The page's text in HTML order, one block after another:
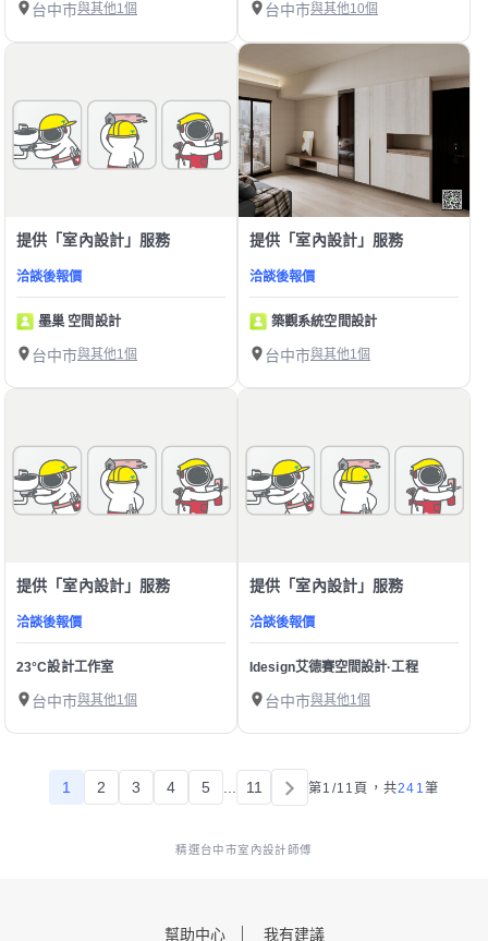
台中市與其他1個 台中市與其他10個
提供「室內設計」服務
洽談後報價
墨巢 空間設計
台中市與其他1個
提供「室內設計」服務
洽談後報價
築觀系統空間設計
台中市與其他1個
提供「室內設計」服務
洽談後報價
23°C設計工作室
台中市與其他1個
提供「室內設計」服務
洽談後報價
Idesign艾德賽空間設計·工程
台中市與其他1個
1 2 3 4 5 11 第1/11頁， 共241筆
精選台中市室內設計師傅
幫助中心 我有建議